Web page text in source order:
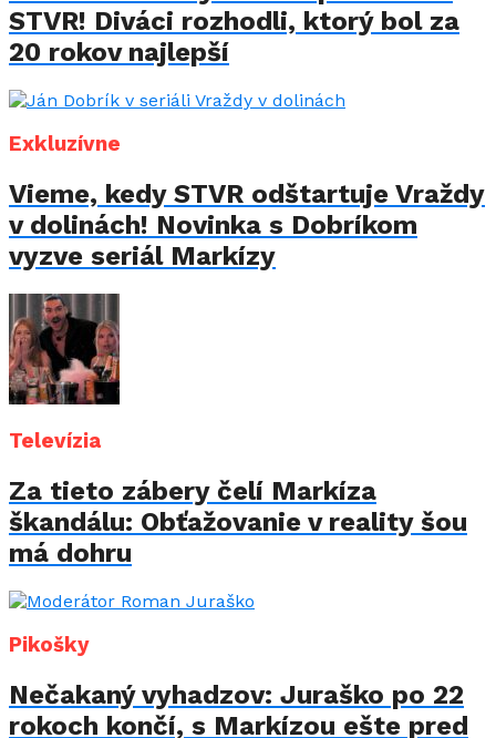
STVR! Diváci rozhodli, ktorý bol za
20 rokov najlepší
Exkluzívne
Vieme, kedy STVR odštartuje Vraždy
v dolinách! Novinka s Dobríkom
vyzve seriál Markízy
Televízia
Za tieto zábery čelí Markíza
škandálu: Obťažovanie v reality šou
má dohru
Pikošky
Nečakaný vyhadzov: Juraško po 22
rokoch končí, s Markízou ešte pred